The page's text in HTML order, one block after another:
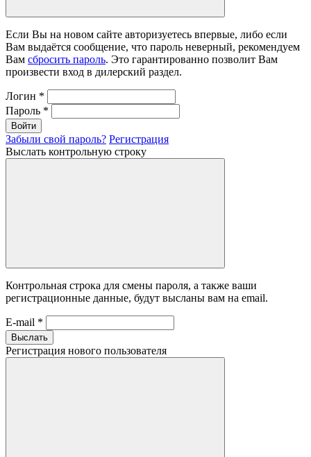
Если Вы на новом сайте авторизуетесь впервые, либо если
Вам выдаётся сообщение, что пароль неверный, рекомендуем
Вам сбросить пароль. Это гарантированно позволит Вам
произвести вход в дилерский раздел.
Логин *
Пароль *
Войти
Забыли свой пароль? Регистрация
Выслать контрольную строку
Контрольная строка для смены пароля, а также ваши
регистрационные данные, будут высланы вам на email.
E-mail *
Выслать
Регистрация нового пользователя